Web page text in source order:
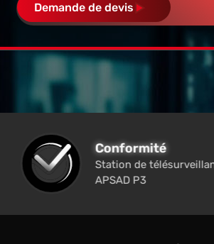
Demande de devis
Conformité
Station de
APSAD P3